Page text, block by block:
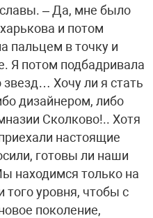
– Да, мне было
и потом
пальцем в точку и
Я потом подбадривала
Хочу ли я стать
дизайнером, либо
Сколково!.. Хотя
настоящие
готовы ли наши
находимся только на
того уровня, чтобы с
поколение,